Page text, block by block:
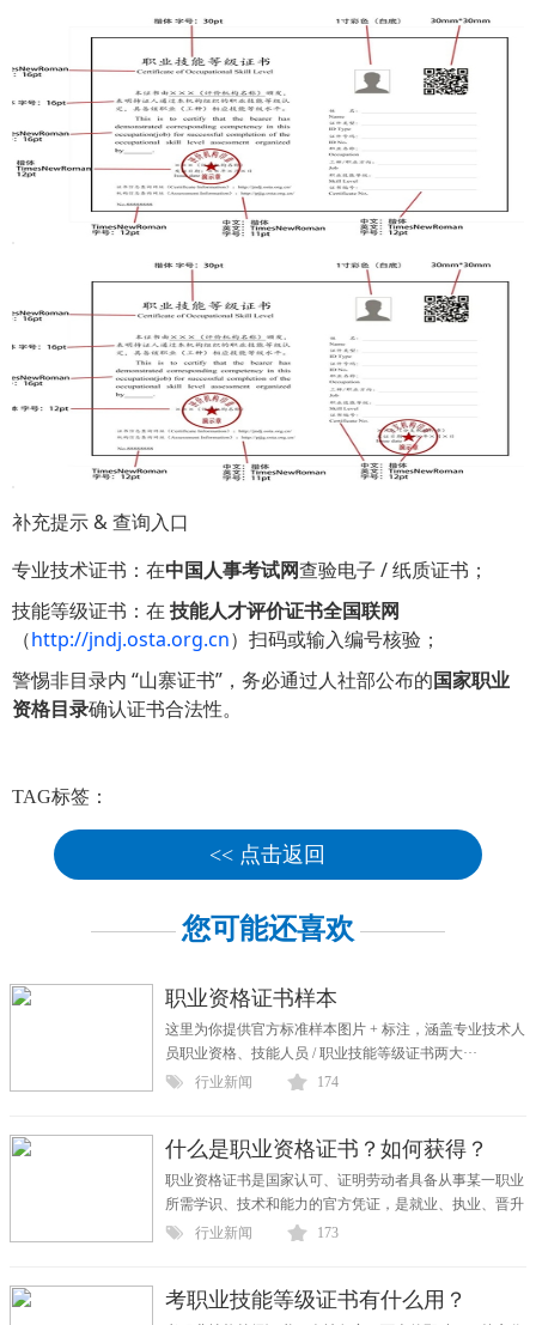
补充提示 & 查询入口
专业技术证书：在中国人事考试网查验电子 / 纸质证书；
技能等级证书：在 技能人才评价证书全国联网
（http://jndj.osta.org.cn）扫码或输入编号核验；
警惕非目录内 “山寨证书”，务必通过人社部公布的国家职业
资格目录确认证书合法性。
TAG标签：
<< 点击返回
您可能还喜欢
职业资格证书样本
这里为你提供官方标准样本图片 + 标注，涵盖专业技术人
员职业资格、技能人员 / 职业技能等级证书两大···
行业新闻
174
什么是职业资格证书？如何获得？
职业资格证书是国家认可、证明劳动者具备从事某一职业
所需学识、技术和能力的官方凭证，是就业、执业、晋升
···
行业新闻 173
考职业技能等级证书有什么用？